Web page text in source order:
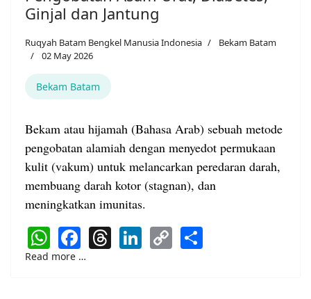
Ginjal dan Jantung
Ruqyah Batam Bengkel Manusia Indonesia
Bekam Batam
02 May 2026
Bekam Batam
Bekam atau hijamah (Bahasa Arab) sebuah metode
pengobatan alamiah dengan menyedot permukaan
kulit (vakum) untuk melancarkan peredaran darah,
membuang darah kotor (stagnan), dan
meningkatkan imunitas.
WhatsApp
Facebook
Threads
LinkedIn
Copy
Link
Read more …